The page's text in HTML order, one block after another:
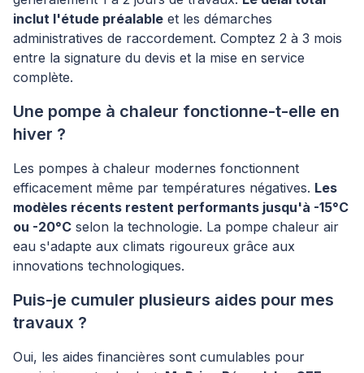
inclut l'étude préalable et les démarches
administratives de raccordement. Comptez 2 à 3 mois
entre la signature du devis et la mise en service
complète.
Une pompe à chaleur fonctionne-t-elle en
hiver ?
Les pompes à chaleur modernes fonctionnent
efficacement même par températures négatives. Les
modèles récents restent performants jusqu'à -15°C
ou -20°C selon la technologie. La pompe chaleur air
eau s'adapte aux climats rigoureux grâce aux
innovations technologiques.
Puis-je cumuler plusieurs aides pour mes
travaux ?
Oui, les aides financières sont cumulables pour